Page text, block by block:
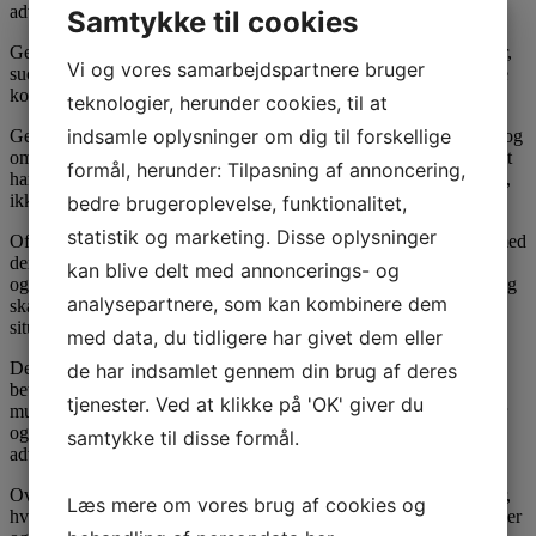
advokat.
Generationsskifte er dog andet og mere end blot værdiberegninger,
successionsmodeller, afvejning af fordele og ulemper ved fondseje
kontra salg og så videre.
Generationsskifter handler i vid udstrækning også om mennesker og
om at være klar til at ”give slip” på den virksomhed, man eventuelt
har opbygget igennem et helt liv. Det kræver grundig forberedelse,
ikke kun juridisk og skattemæssigt, men også menneskeligt.
Ofte er de sværeste drøftelser ikke med advokat og revisor, men med
den næste generation. Alle disse drøftelser og overvejelser spiller
også ind og bør prioriteres mindst lige så meget som de juridiske og
skattemæssige. Den bedste generationsskiftemodel i den konkrete
situation er ikke nødvendigvis den skattemæssigt optimale.
Den rigtige generationsskiftemodel er den, der tager alle forhold i
betragtning, også de menneskelige, og imødekommer disse bedst
muligt. At løfte denne opgave er en fælles opgave for både revisor
og advokat, og de bedste resultater opnås altid, når revisor og
advokat arbejder sammen om dette.
Ovenstående er langt fra en udtømmende gennemgang af områder,
hvor advokat og revisor arbejder sammen, idet blandt andet fusioner
Samtykke til cookies
Vi og vores samarbejdspartnere bruger
teknologier, herunder cookies, til at
indsamle oplysninger om dig til forskellige
formål, herunder: Tilpasning af annoncering,
bedre brugeroplevelse, funktionalitet,
statistik og marketing. Disse oplysninger
kan blive delt med annoncerings- og
analysepartnere, som kan kombinere dem
med data, du tidligere har givet dem eller
de har indsamlet gennem din brug af deres
tjenester. Ved at klikke på 'OK' giver du
samtykke til disse formål.
Læs mere om vores brug af cookies og